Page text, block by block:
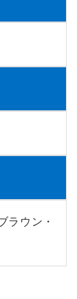
ラウン・